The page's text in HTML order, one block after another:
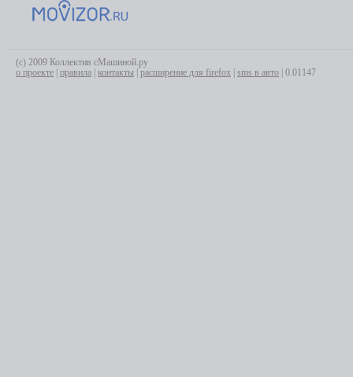
(с) 2009 Коллектив сМашиной.ру
о проекте
правила контакты расширение для firefox sms в авто | 0.01147